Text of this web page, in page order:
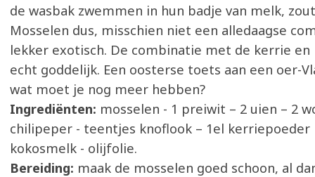
de wasbak zwemmen in hun badje van melk,
Mosselen dus, misschien niet een alledaagse
lekker exotisch. De combinatie met de kerrie en
echt goddelijk. Een oosterse toets aan een oer-
wat moet je nog meer hebben?
Ingrediënten: mosselen - 1 preiwit – 2 uien – 2
chilipeper - teentjes knoflook – 1el kerriepoeder
kokosmelk - olijfolie.
Bereiding: maak de mosselen goed schoon, al